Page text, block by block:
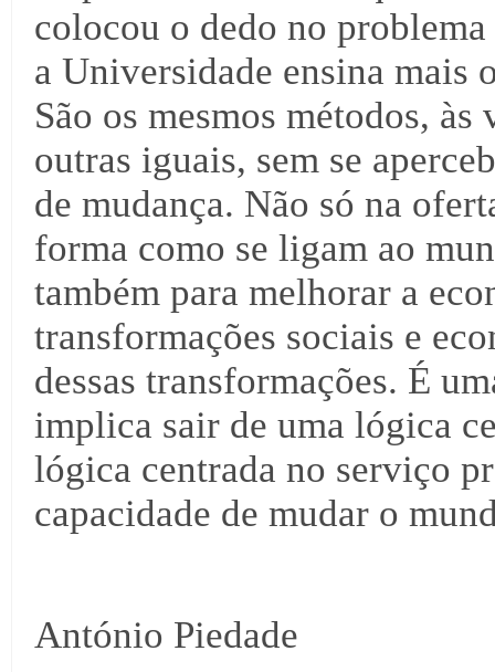
colocou o dedo no
a Universidade ensina mais
São os mesmos métodos, às
outras iguais, sem se
de mudança. Não só na
forma como se ligam ao
também para melhorar a
transformações sociais e
dessas transformações. É
implica sair de uma lógica
lógica centrada no serviço
capacidade de mudar o
António Piedade